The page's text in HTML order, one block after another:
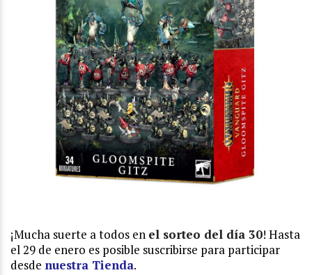
¡Mucha suerte a todos en el sorteo del día 30! Hasta
el 29 de enero es posible suscribirse para participar
desde nuestra Tienda.